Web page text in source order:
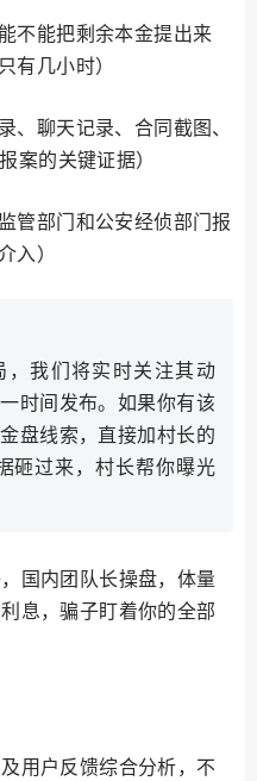
不能把剩余本金提出来
有几小时）
、聊天记录、合同截图、
案的关键证据）
管部门和公安经侦部门报
入）
，我们将实时关注其动
时间发布。如果你有该
盘线索，直接加村长的
砸过来，村长帮你曝光
国内团队长操盘，体量
息，骗子盯着你的全部
用户反馈综合分析，不